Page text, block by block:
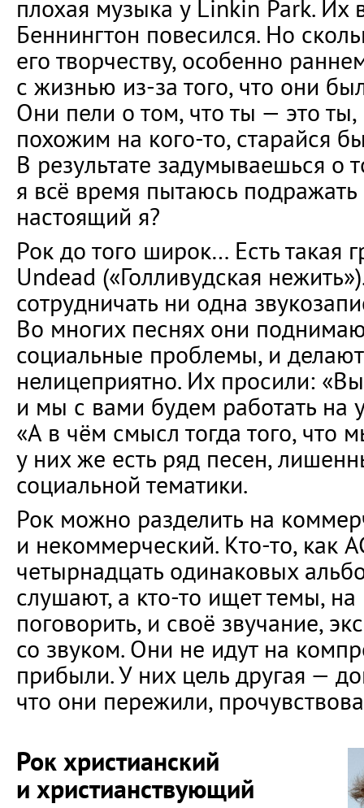
плохая музыка у Linkin Park. Их
Беннингтон повесился. Но
его творчеству, особенно
с жизнью из-за того, что они
Они пели о том, что ты — это
похожим на кого-то, старайся
В результате задумываешься о
я всё время пытаюсь подражать
настоящий я?
Рок до того широк… Есть такая
Undead («Голливудская
сотрудничать ни одна
Во многих песнях они
социальные проблемы, и
нелицеприятно. Их просили:
и мы с вами будем работать на
«А в чём смысл тогда того, что
у них же есть ряд песен,
социальной тематики.
Рок можно разделить на
и некоммерческий. Кто-то, как
четырнадцать одинаковых
слушают, а кто-то ищет темы,
поговорить, и своё звучание,
со звуком. Они не идут на
прибыли. У них цель другая —
что они пережили,
Рок христианский
и христианствующий